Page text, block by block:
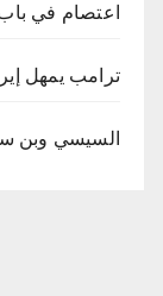
اعتصام في
ترامب يمهل إيران 48 ساعة ويفتح باب
السيسي وبن